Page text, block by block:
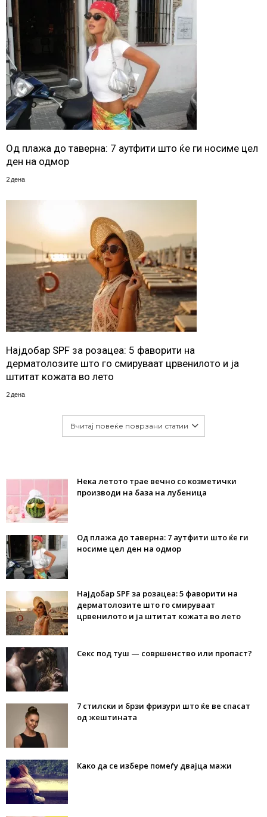
Од плажа до таверна: 7 аутфити што ќе ги носиме цел
ден на одмор
2 дена
Најдобар SPF за розацеа: 5 фаворити на
дерматолозите што го смируваат црвенилото и ја
штитат кожата во лето
2 дена
Вчитај повеќе поврзани статии
Нека летото трае вечно со козметички
производи на база на лубеница
Од плажа до таверна: 7 аутфити што ќе ги
носиме цел ден на одмор
Најдобар SPF за розацеа: 5 фаворити на
дерматолозите што го смируваат
црвенилото и ја штитат кожата во лето
Секс под туш — совршенство или пропаст?
7 стилски и брзи фризури што ќе ве спасат
од жештината
Како да се избере помеѓу двајца мажи